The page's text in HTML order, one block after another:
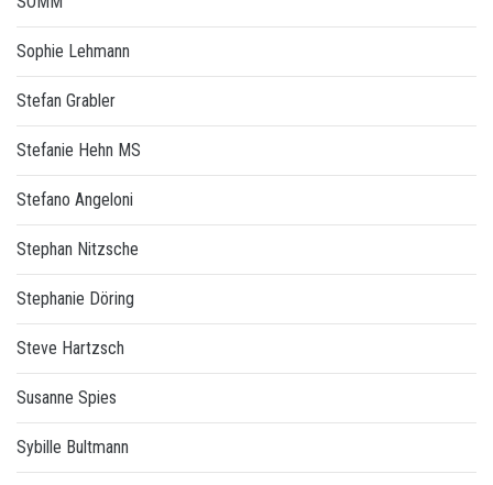
Sophie Lehmann
Stefan Grabler
Stefanie Hehn MS
Stefano Angeloni
Stephan Nitzsche
Stephanie Döring
Steve Hartzsch
Susanne Spies
Sybille Bultmann